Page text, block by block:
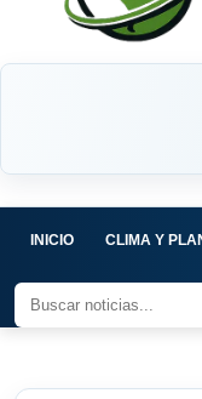
INICIO CLIMA Y